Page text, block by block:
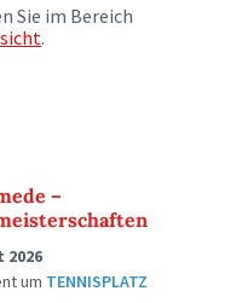
Sie im Bereich
.
–
2026
um TENNISPLATZ